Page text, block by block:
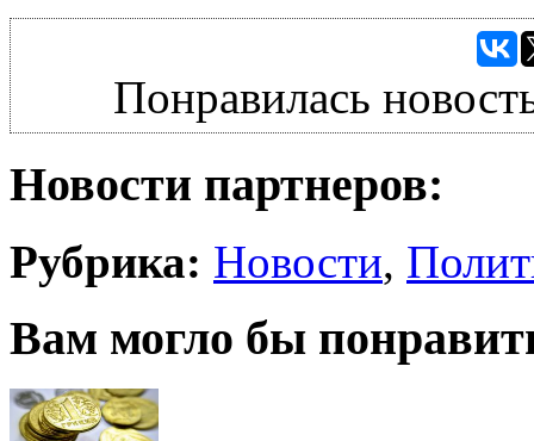
Понравилась
Новости партнеров:
Рубрика: Новости,
Вам могло бы